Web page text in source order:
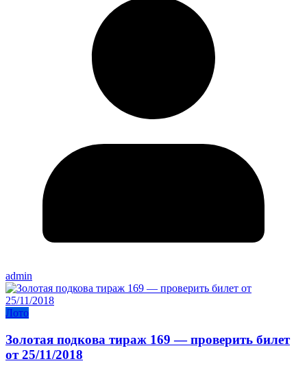
admin
Лото
Золотая подкова тираж 169 — проверить билет
от 25/11/2018